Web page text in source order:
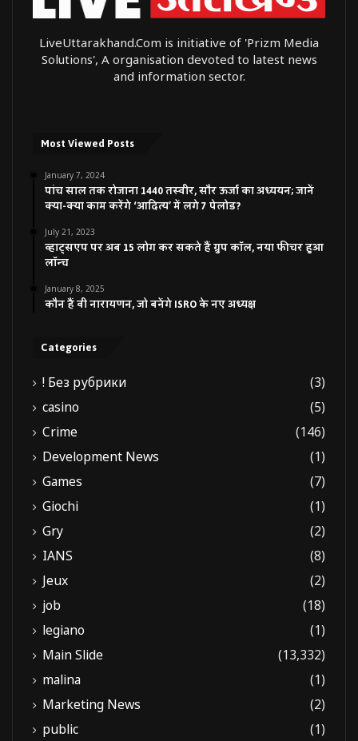
LiveUttarakhand.Com is initiative of 'Prizm Media
Solutions', A organisation devoted to latest news
and information sector.
Most Viewed Posts
January 7, 2024
पांच साल तक रोजाना 1440 तस्वीर, सौर ऊर्जा का अध्ययन; जानें
क्या-क्या काम करेंगे ‘आदित्य’ में लगे 7 पेलोड?
July 21, 2023
व्हाट्सएप पर अब 15 लोग कर सकते हैं ग्रुप कॉल, नया फीचर हुआ
लॉन्च
January 8, 2025
कौन हैं वी नारायणन, जो बनेंगे ISRO के नए अध्यक्ष
Categories
! Без рубрики
(3)
casino
(5)
Crime
(146)
Development News
(1)
Games
(7)
Giochi
(1)
Gry
(2)
IANS
(8)
Jeux
(2)
job
(18)
legiano
(1)
Main Slide
(13,332)
malina
(1)
Marketing News
(2)
public
(1)